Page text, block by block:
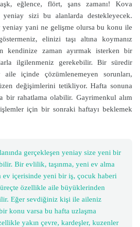
eğlence, flört, şans zamanı! Kova
yeniay sizi bu alanlarda destekleyecek.
yeniay yani ne gelişme olursa bu konu ile
elinizi taşı altına koymanız
kendinize zaman ayırmak isterken bir
ilgilenmeniz gerekebilir. Bir süredir
içinde çözümlenemeyen sorunları,
değişimlerini tetikliyor. Hafta sonuna
bir rahatlama olabilir. Gayrimenkul alım
için bir sonraki haftayı beklemek
gerçekleşen yeniay size yeni bir
Bir evlilik, taşınma, yeni ev alma
ev içerisinde yeni bir iş, çocuk haberi
özellikle aile büyüklerinden
Eğer sevdiğiniz kişi ile aileniz
bir konu varsa bu hafta uzlaşma
yakın çevre, kardeşler, kuzenler